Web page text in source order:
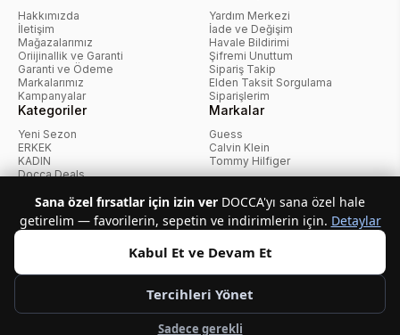
Hakkımızda
İletişim
Mağazalarımız
Oriijinallik ve Garanti
Garanti ve Ödeme
Markalarımız
Kampanyalar
Yardım Merkezi
İade ve Değişim
Havale Bildirimi
Şifremi Unuttum
Sipariş Takip
Elden Taksit Sorgulama
Siparişlerim
Kategoriler
Yeni Sezon
ERKEK
KADIN
Docca Deals
Markalar
Guess
Calvin Klein
Tommy Hilfiger
KvKK PolitikasıKullanıcı SözleşmesiMesafeli Satış Sözleşmesi
İptal ve İade PolitikasıÇerez Politikası
Telif Hakkı © 2026 Docca.com.tr Tüm hakları saklıdır.
Sana özel fırsatlar için izin ver DOCCA'yı sana özel hale
getirelim — favorilerin, sepetin ve indirimlerin için. Detaylar
Kabul Et ve Devam Et
Tercihleri Yönet
Sadece gerekli